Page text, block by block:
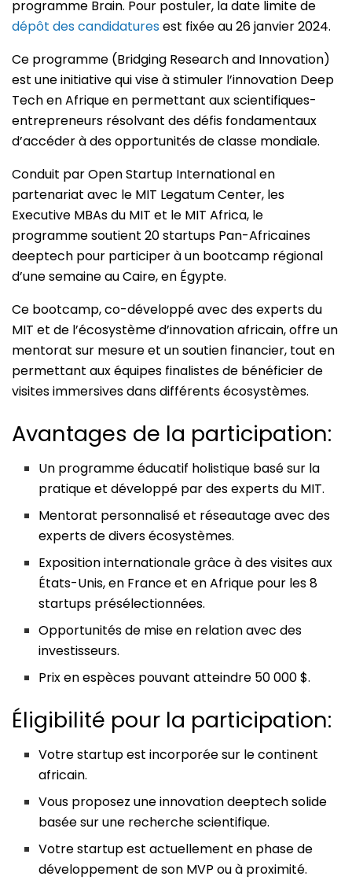
programme Brain. Pour postuler, la date limite de
dépôt des candidaturesest fixée au 26 janvier 2024.
Ce programme (Bridging Research and Innovation)
est une initiative qui vise à stimuler l’innovation Deep
Tech en Afrique en permettant aux scientifiques-
entrepreneurs résolvant des défis fondamentaux
d’accéder à des opportunités de classe mondiale.
Conduit par Open Startup International en
partenariat avec le MIT Legatum Center, les
Executive MBAs du MIT et le MIT Africa, le
programme soutient 20 startups Pan-Africaines
deeptech pour participer à un bootcamp régional
d’une semaine au Caire, en Égypte.
Ce bootcamp, co-développé avec des experts du
MIT et de l’écosystème d’innovation africain, offre un
mentorat sur mesure et un soutien financier, tout en
permettant aux équipes finalistes de bénéficier de
visites immersives dans différents écosystèmes.
Avantages de la participation:
Un programme éducatif holistique basé sur la
pratique et développé par des experts du MIT.
Mentorat personnalisé et réseautage avec des
experts de divers écosystèmes.
Exposition internationale grâce à des visites aux
États-Unis, en France et en Afrique pour les 8
startups présélectionnées.
Opportunités de mise en relation avec des
investisseurs.
Prix en espèces pouvant atteindre 50 000 $.
Éligibilité pour la participation:
Votre startup est incorporée sur le continent
africain.
Vous proposez une innovation deeptech solide
basée sur une recherche scientifique.
Votre startup est actuellement en phase de
développement de son MVP ou à proximité.